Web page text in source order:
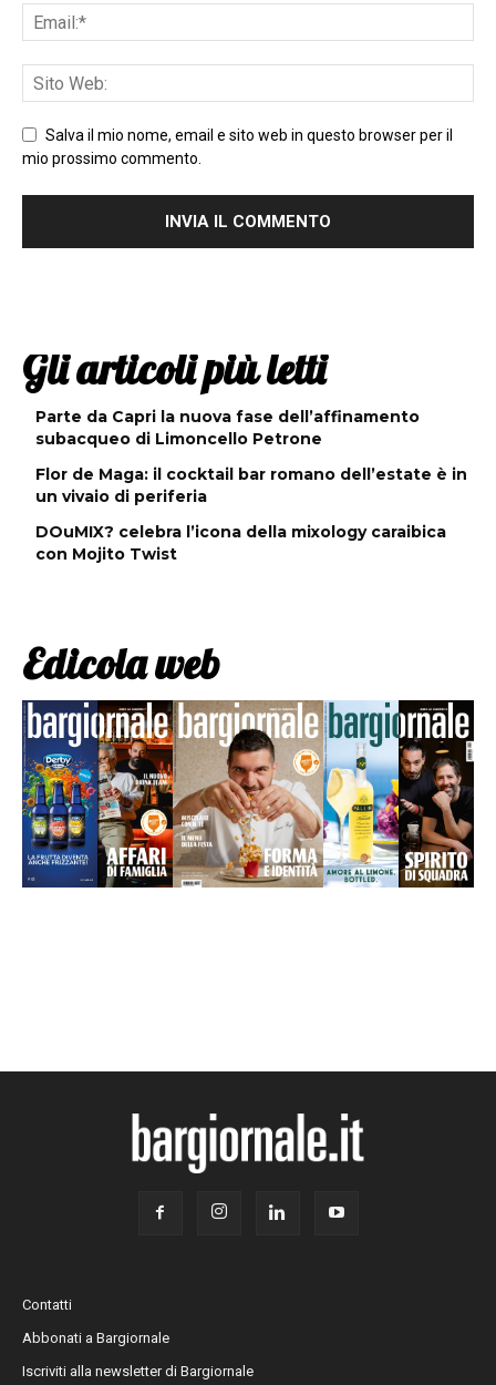
Salva il mio nome, email e sito web in questo browser per il
mio prossimo commento.
Gli articoli più letti
Parte da Capri la nuova fase dell’affinamento
subacqueo di Limoncello Petrone
Flor de Maga: il cocktail bar romano dell’estate è in
un vivaio di periferia
DOuMIX? celebra l’icona della mixology caraibica
con Mojito Twist
Edicola web
Contatti
Abbonati a Bargiornale
Iscriviti alla newsletter di Bargiornale